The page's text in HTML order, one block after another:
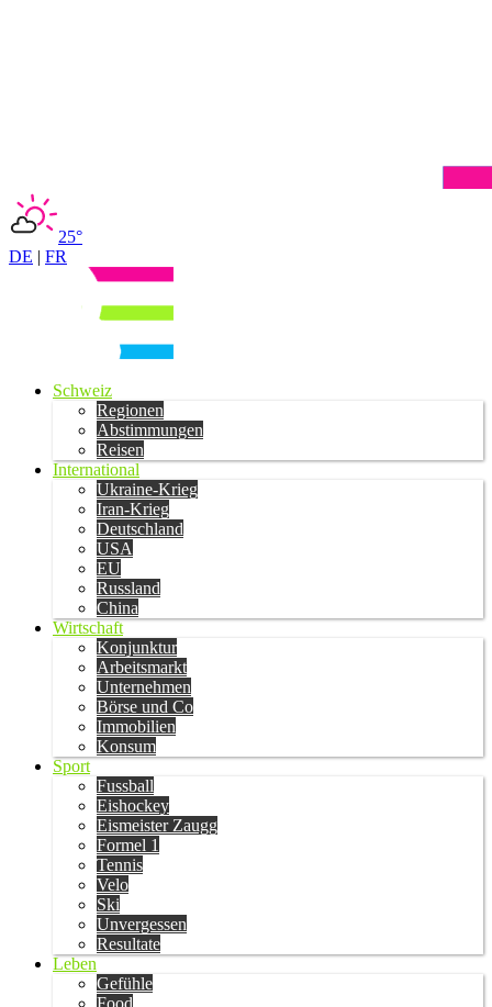
25°
DE | FR
Schweiz
Regionen
Abstimmungen
Reisen
International
Ukraine-Krieg
Iran-Krieg
Deutschland
USA
EU
Russland
China
Wirtschaft
Konjunktur
Arbeitsmarkt
Unternehmen
Börse und Co
Immobilien
Konsum
Sport
Fussball
Eishockey
Eismeister Zaugg
Formel 1
Tennis
Velo
Ski
Unvergessen
Resultate
Leben
Gefühle
Food